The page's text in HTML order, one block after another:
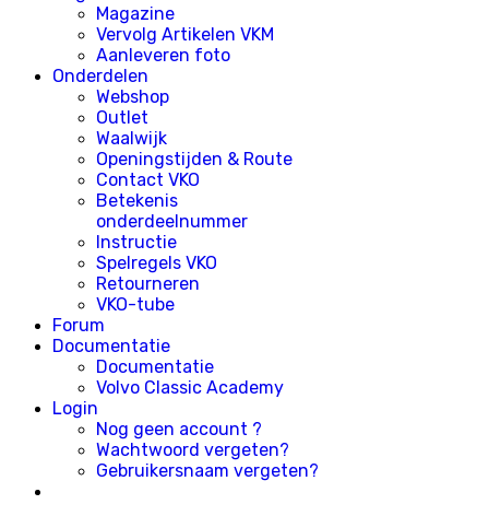
Magazine
Vervolg Artikelen VKM
Aanleveren foto
Onderdelen
Webshop
Outlet
Waalwijk
Openingstijden & Route
Contact VKO
Betekenis
onderdeelnummer
Instructie
Spelregels VKO
Retourneren
VKO-tube
Forum
Documentatie
Documentatie
Volvo Classic Academy
Login
Nog geen account ?
Wachtwoord vergeten?
Gebruikersnaam vergeten?